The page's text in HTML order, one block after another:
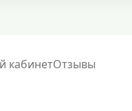
кабинетОтзывы